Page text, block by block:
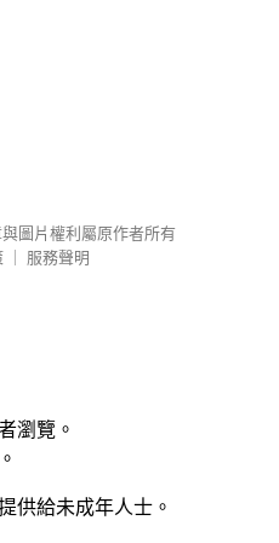
圖片權利屬原作者所有
服務聲明
瀏覽。
供給未成年人士。